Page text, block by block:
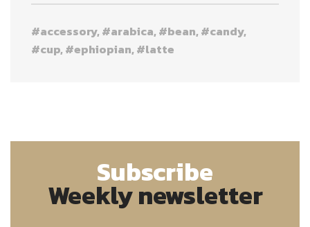
accessory arabica bean
candy
cup
ephiopian latte
Subscribe
Weekly newsletter